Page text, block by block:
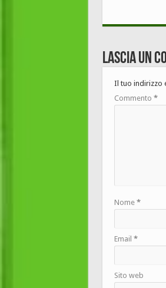
Lascia un
Il tuo indirizzo
Commento *
Nome *
Email *
Sito web